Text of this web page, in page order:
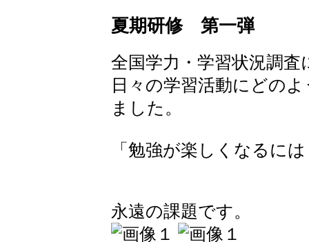
夏期研修 第一弾
全国学力・学習状況調査
日々の学習活動にどの
ました。
「勉強が楽しくなるに
永遠の課題です。